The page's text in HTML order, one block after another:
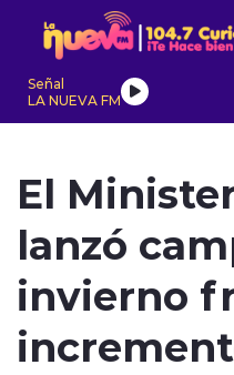
Click acá para ir
Señal
LA NUEVA FM
ACTUALIDAD
modo
El
lanzó
invierno